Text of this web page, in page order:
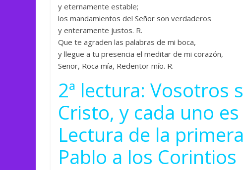
y eternamente estable;
los mandamientos del Señor son verdaderos
y enteramente justos. R.
Que te agraden las palabras de mi boca,
y llegue a tu presencia el meditar de mi corazón,
Señor, Roca mía, Redentor mío. R.
2ª lectura: Vosotros
Cristo, y cada uno
Lectura de la
Pablo a los Corintios